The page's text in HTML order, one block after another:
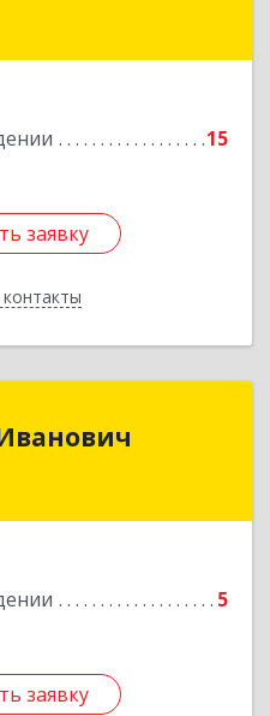
15
заявку
заявку
5
заявку
Иванович
обл, г.Кемерово, пр-т
заявку